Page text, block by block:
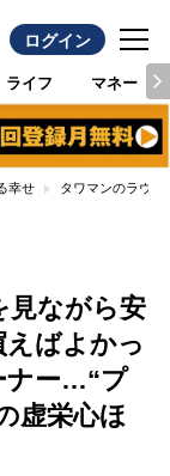
ログイン
ライフ マネー
幸せ タワマンのラウ
見ながら安
ばよかっ
ナー…“プ
虚栄心ほ